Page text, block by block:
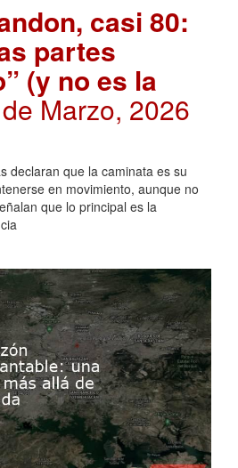
casi 80:
partes
(y no es la
Marzo, 2026
declaran que la caminata es su
en movimiento, aunque no
que lo principal es la